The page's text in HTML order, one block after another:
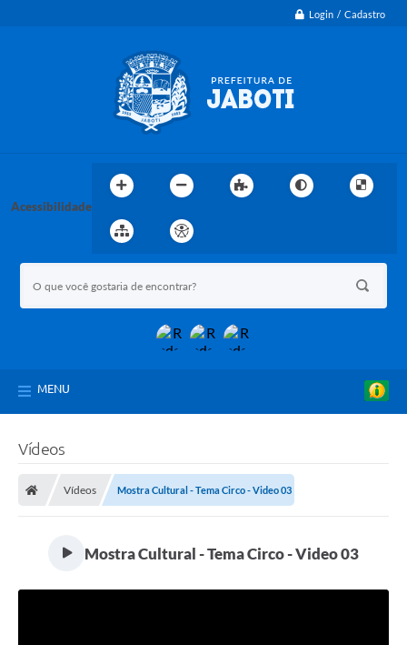
Login / Cadastro
Acessibilidade
MENU
Vídeos
Vídeos Mostra Cultural - Tema Circo - Video 03
Mostra Cultural - Tema Circo - Video 03